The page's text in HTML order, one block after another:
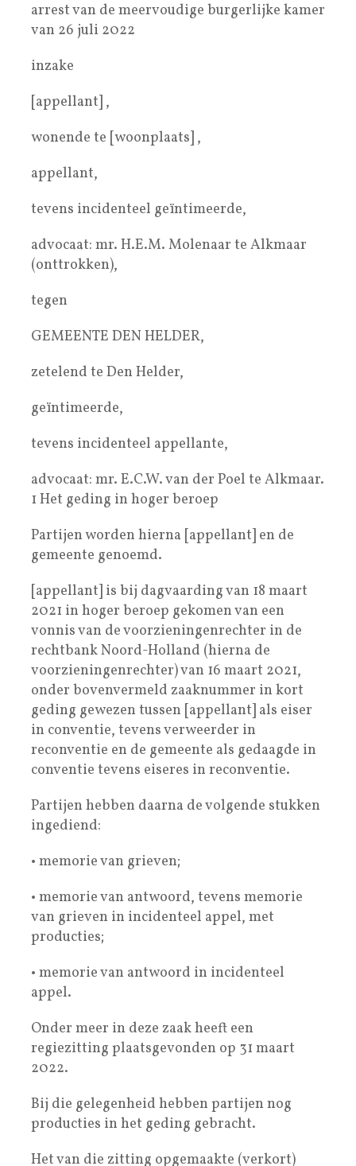
arrest van de meervoudige burgerlijke kamer
van 26 juli 2022
inzake
[appellant] ,
wonende te [woonplaats] ,
appellant,
tevens incidenteel geïntimeerde,
advocaat: mr. H.E.M. Molenaar te Alkmaar
(onttrokken),
tegen
GEMEENTE DEN HELDER,
zetelend te Den Helder,
geïntimeerde,
tevens incidenteel appellante,
advocaat: mr. E.C.W. van der Poel te Alkmaar.
1 Het geding in hoger beroep
Partijen worden hierna [appellant] en de
gemeente genoemd.
[appellant] is bij dagvaarding van 18 maart
2021 in hoger beroep gekomen van een
vonnis van de voorzieningenrechter in de
rechtbank Noord-Holland (hierna de
voorzieningenrechter) van 16 maart 2021,
onder bovenvermeld zaaknummer in kort
geding gewezen tussen [appellant] als eiser
in conventie, tevens verweerder in
reconventie en de gemeente als gedaagde in
conventie tevens eiseres in reconventie.
Partijen hebben daarna de volgende stukken
ingediend:
• memorie van grieven;
• memorie van antwoord, tevens memorie
van grieven in incidenteel appel, met
producties;
• memorie van antwoord in incidenteel
appel.
Onder meer in deze zaak heeft een
regiezitting plaatsgevonden op 31 maart
2022.
Bij die gelegenheid hebben partijen nog
producties in het geding gebracht.
Het van die zitting opgemaakte (verkort)